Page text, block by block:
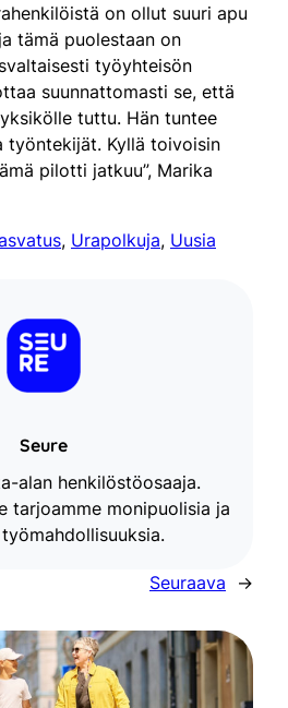
on ollut suuri apu
tämä puolestaan on
työyhteisön
suunnattomasti se, että
tuttu. Hän tuntee
työntekijät. Kyllä toivoisin
pilotti jatkuu”, Marika
, Urapolkuja, Uusia
Seure
alan henkilöstöosaaja.
tarjoamme monipuolisia ja
Seuraava →